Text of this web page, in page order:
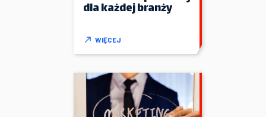
dla każdej branży
WIĘCEJ